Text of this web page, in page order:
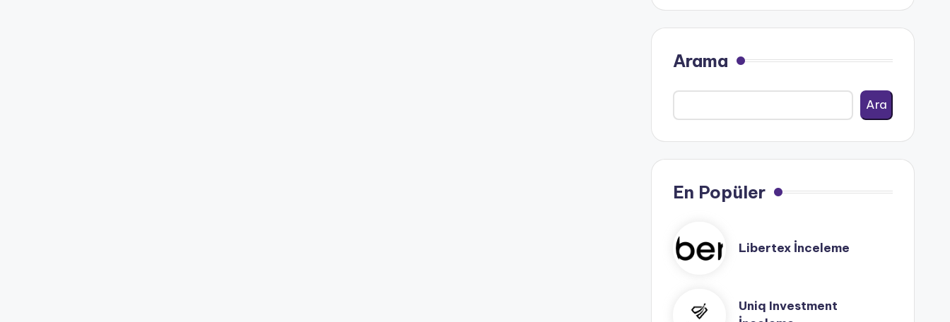
Arama
Ara
En Popüler
Libertex İnceleme
Uniq Investment